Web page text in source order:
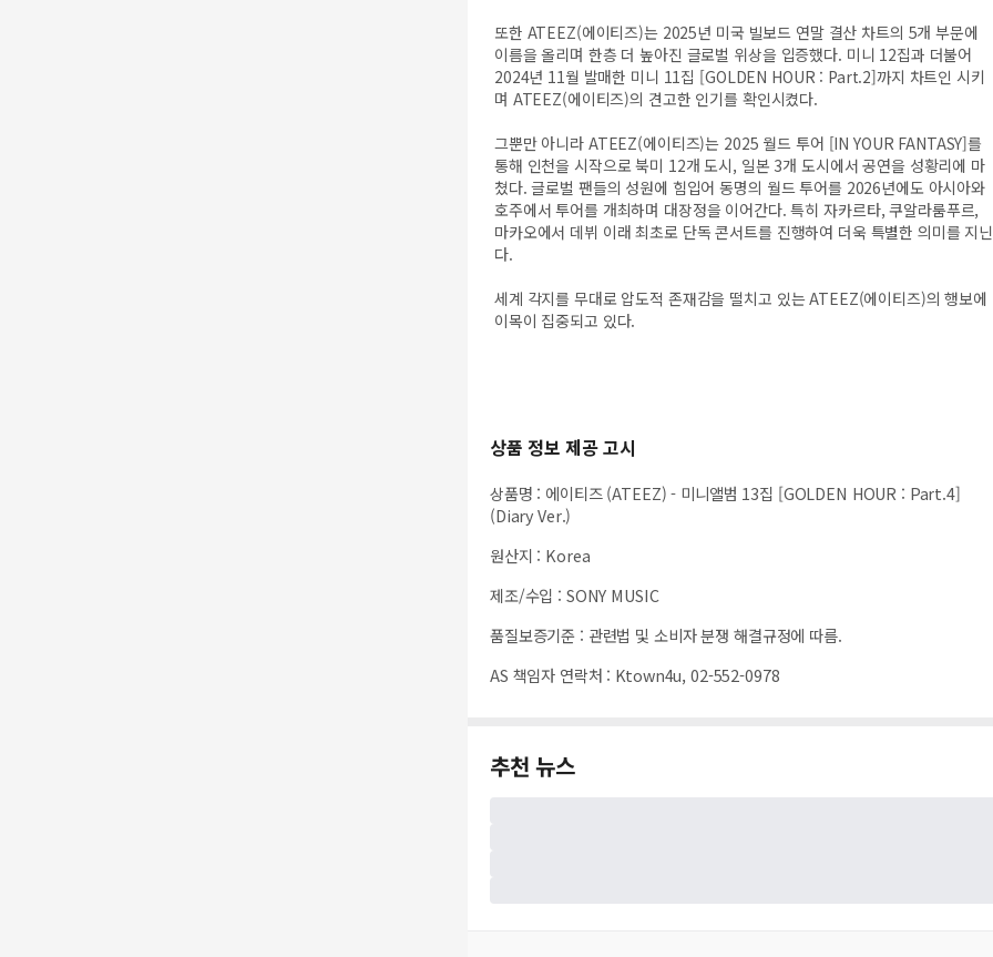
또한 ATEEZ(에이티즈)는 2025년 미국 빌보드 연말 결산 차트의 5개 부문에
이름을 올리며 한층 더 높아진 글로벌 위상을 입증했다. 미니 12집과 더불어
2024년 11월 발매한 미니 11집 [GOLDEN HOUR : Part.2]까지 차트인 시키
며 ATEEZ(에이티즈)의 견고한 인기를 확인시켰다.
그뿐만 아니라 ATEEZ(에이티즈)는 2025 월드 투어 [IN YOUR FANTASY]를
통해 인천을 시작으로 북미 12개 도시, 일본 3개 도시에서 공연을 성황리에 마
쳤다. 글로벌 팬들의 성원에 힘입어 동명의 월드 투어를 2026년에도 아시아와
호주에서 투어를 개최하며 대장정을 이어간다. 특히 자카르타, 쿠알라룸푸르,
마카오에서 데뷔 이래 최초로 단독 콘서트를 진행하여 더욱 특별한 의미를 지닌
다.
세계 각지를 무대로 압도적 존재감을 떨치고 있는 ATEEZ(에이티즈)의 행보에
이목이 집중되고 있다.
상품 정보 제공 고시
상품명 : 에이티즈 (ATEEZ) - 미니앨범 13집 [GOLDEN HOUR : Part.4]
(Diary Ver.)
원산지 : Korea
제조/수입 : SONY MUSIC
품질보증기준 : 관련법 및 소비자 분쟁 해결규정에 따름.
AS 책임자 연락처 : Ktown4u, 02-552-0978
추천 뉴스